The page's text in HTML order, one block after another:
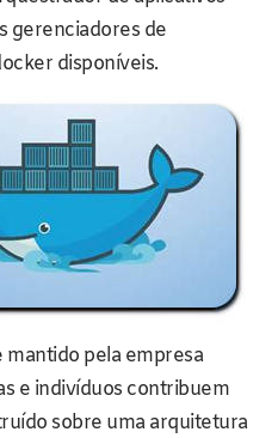
gerenciadores de
disponíveis.
pela empresa
e indivíduos contribuem
sobre uma arquitetura